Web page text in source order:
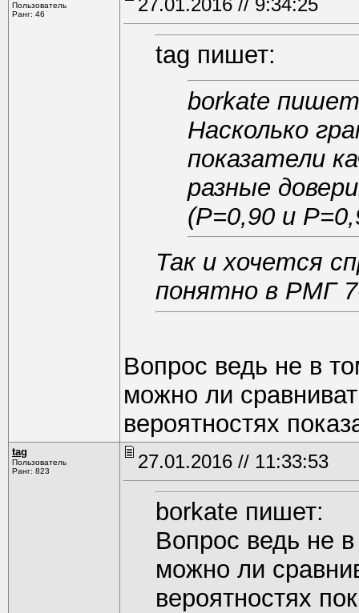
Пользователь
Ранг: 46
27.01.2016 // 9:34:25
tag пишет:
borkate
Насколько
показатели
разные
(Р=0,90 и
Так и хочется
понятно в РМГ
Вопрос ведь не в
можно ли
вероятностях
tag
Пользователь
Ранг: 823
27.01.2016 // 11:33:53
borkate пишет:
Вопрос ведь не
можно ли
вероятностях